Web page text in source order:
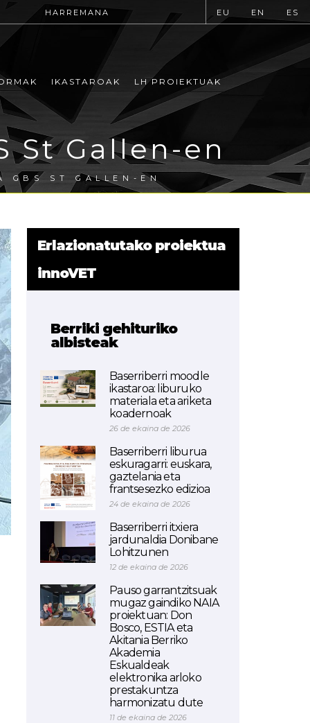
HARREMANA EU EN ES
IKASTAROAK LH PROIEKTUAK
St Gallen-en
ST GALLEN-EN
Erlazionatutako proiektua
innoVET
Berriki gehituriko
albisteak
Baserriberri moodle
ikastaroa: liburuko
materiala eta ariketa
koadernoak
26 de ekaina de 2026
Baserriberri liburua
eskuragarri: euskara,
gaztelania eta
frantsesezko edizioa
24 de ekaina de 2026
Baserriberri itxiera
jardunaldia Donibane
Lohitzunen
12 de ekaina de 2026
Pauso garrantzitsuak
mugaz gaindiko NAIA
proiektuan: Don
Bosco, ESTIA eta
Akitania Berriko
Akademia
Eskualdeak
elektronika arloko
prestakuntza
harmonizatu dute
11 de ekaina de 2026